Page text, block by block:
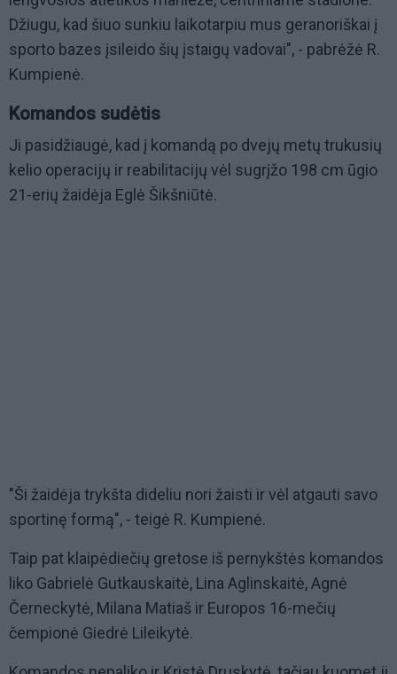
Džiugu, kad šiuo sunkiu laikotarpiu mus geranoriškai į
sporto bazes įsileido šių įstaigų vadovai", - pabrėžė R.
Kumpienė.
Komandos sudėtis
Ji pasidžiaugė, kad į komandą po dvejų metų trukusių
kelio operacijų ir reabilitacijų vėl sugrįžo 198 cm ūgio
21-erių žaidėja Eglė Šikšniūtė.
"Ši žaidėja trykšta dideliu nori žaisti ir vėl atgauti savo
sportinę formą", - teigė R. Kumpienė.
Taip pat klaipėdiečių gretose iš pernykštės komandos
liko Gabrielė Gutkauskaitė, Lina Aglinskaitė, Agnė
Černeckytė, Milana Matiaš ir Europos 16-mečių
čempionė Giedrė Lileikytė.